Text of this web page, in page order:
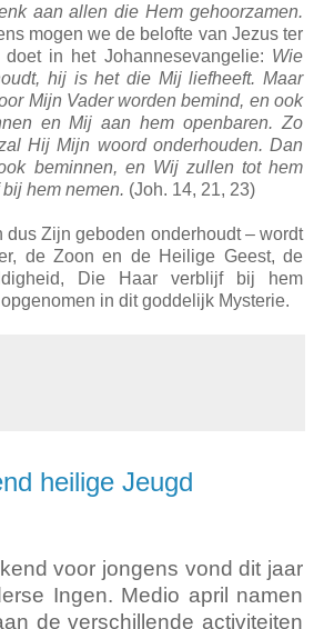
aan allen die Hem gehoorzamen.
mogen we de belofte van Jezus ter
in het Johannesevangelie: Wie
hij is het die Mij liefheeft. Maar
Mijn Vader worden bemind, en ook
en Mij aan hem openbaren. Zo
Hij Mijn woord onderhouden. Dan
beminnen, en Wij zullen tot hem
hem nemen. (Joh. 14, 21, 23)
dus Zijn geboden onderhoudt – wordt
de Zoon en de Heilige Geest, de
Die Haar verblijf bij hem
in dit goddelijk Mysterie.
heilige Jeugd
voor jongens vond dit jaar
Ingen. Medio april namen
de verschillende activiteiten